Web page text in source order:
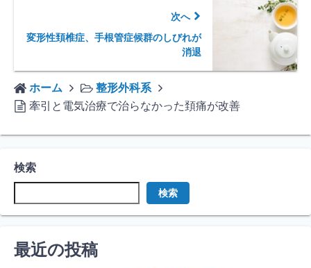
次へ
変形性頚椎症、手根管症候群のしびれが
消退
ホーム
整形外科系
牽引と電気治療で治らなかった頚痛が改善
検索
検索
最近の投稿